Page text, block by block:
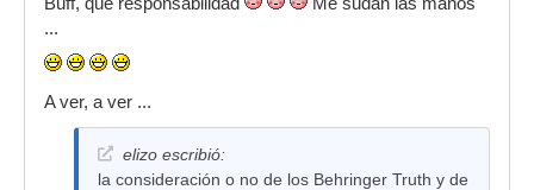
...
A ver, a ver ...
elizo escribió:
la consideración o no de los Behringer Truth y de